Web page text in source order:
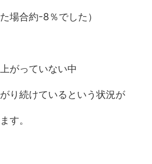
場合約-8％でした）
がっていない中
り続けているという状況が
す。